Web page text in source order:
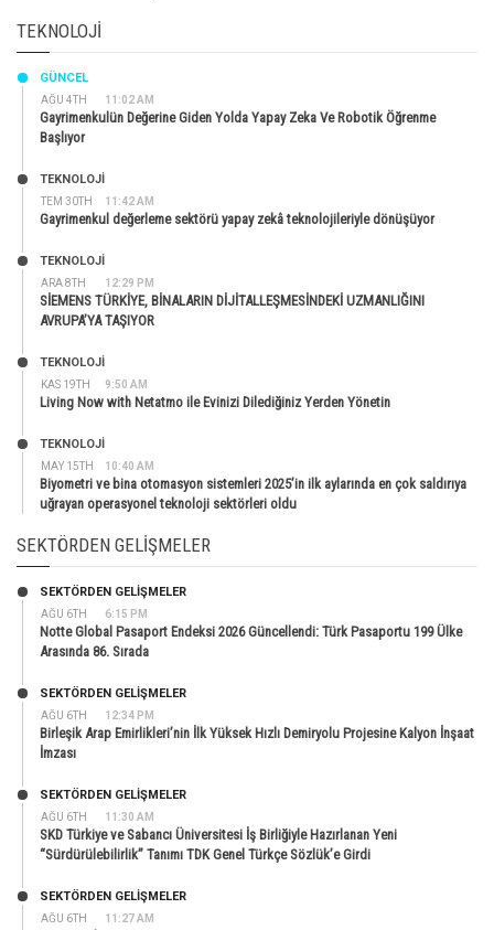
TEKNOLOJI
AĞU 4TH 11:02 AM
GÜNCEL
Gayrimenkulün Değerine Giden Yolda Yapay Zeka Ve Robotik Öğrenme
Başlıyor
TEM 30TH 11:42 AM
TEKNOLOJİ
Gayrimenkul değerleme sektörü yapay zekâ teknolojileriyle dönüşüyor
ARA 8TH 12:29 PM
TEKNOLOJİ
SİEMENS TÜRKİYE, BİNALARIN DİJİTALLEŞMESİNDEKİ UZMANLIĞINI
AVRUPA’YA TAŞIYOR
KAS 19TH 9:50 AM
TEKNOLOJİ
Living Now with Netatmo ile Evinizi Dilediğiniz Yerden Yönetin
MAY 15TH 10:40 AM
TEKNOLOJİ
Biyometri ve bina otomasyon sistemleri 2025’in ilk aylarında en çok saldırıya
uğrayan operasyonel teknoloji sektörleri oldu
SEKTÖRDEN GELIŞMELER
AĞU 6TH 6:15 PM
SEKTÖRDEN GELIŞMELER
Notte Global Pasaport Endeksi 2026 Güncellendi: Türk Pasaportu 199 Ülke
Arasında 86. Sırada
AĞU 6TH 12:34 PM
SEKTÖRDEN GELIŞMELER
Birleşik Arap Emirlikleri’nin İlk Yüksek Hızlı Demiryolu Projesine Kalyon İnşaat
İmzası
AĞU 6TH 11:30 AM
SEKTÖRDEN GELIŞMELER
SKD Türkiye ve Sabancı Üniversitesi İş Birliğiyle Hazırlanan Yeni
“Sürdürülebilirlik” Tanımı TDK Genel Türkçe Sözlük’e Girdi
AĞU 6TH 11:27 AM
SEKTÖRDEN GELIŞMELER